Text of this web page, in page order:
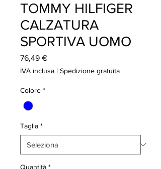
TOMMY HILFIGER
CALZATURA
SPORTIVA UOMO
76,49 €Prezzo
IVA inclusa | Spedizione gratuita
Colore *
Taglia *
Quantità *